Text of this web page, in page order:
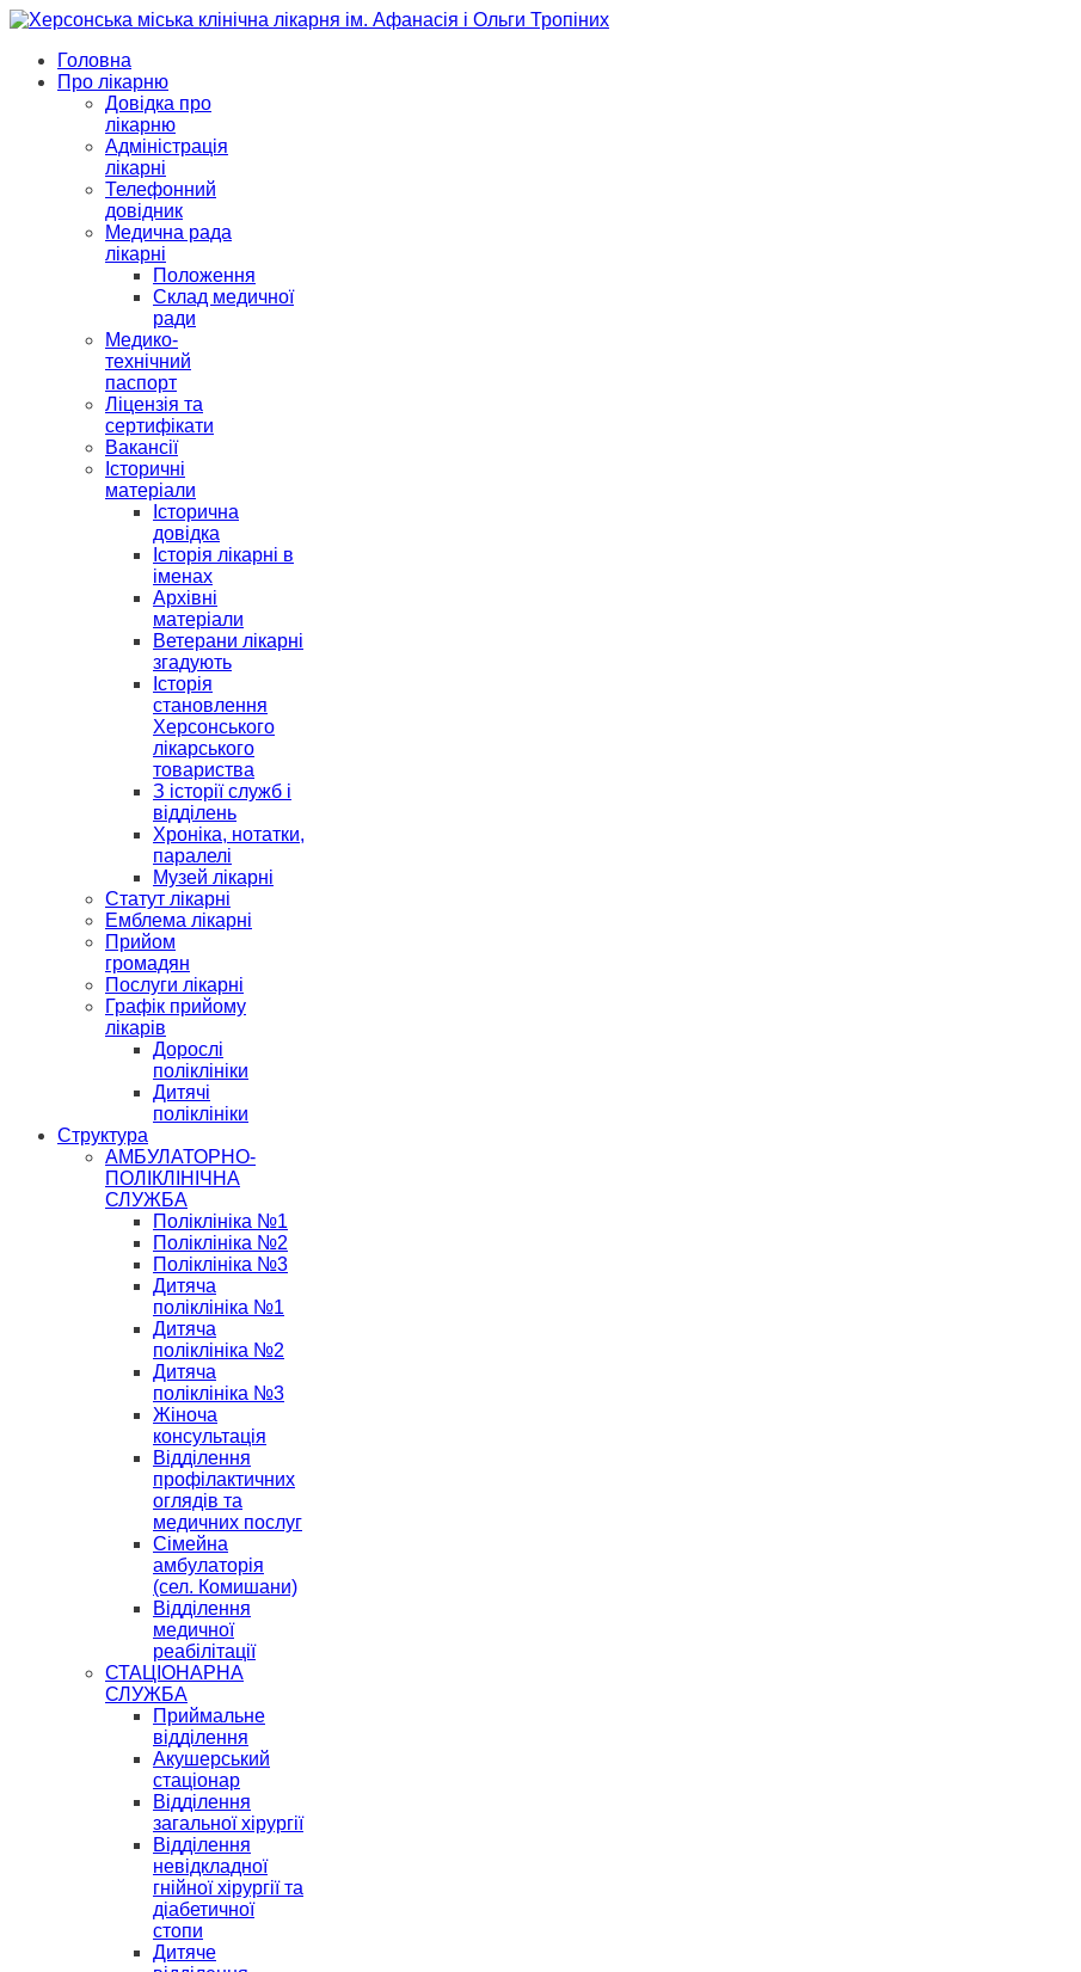
Головна
Про лікарню
Довідка про
лікарню
Адміністрація
лікарні
Телефонний
довідник
Медична рада
лікарні
Положення
Склад медичної
ради
Медико-
технічний
паспорт
Ліцензія та
сертифікати
Вакансії
Історичні
матеріали
Історична
довідка
Історія лікарні в
іменах
Архівні
матеріали
Ветерани лікарні
згадують
Історія
становлення
Херсонського
лікарського
товариства
З історії служб і
відділень
Хроніка, нотатки,
паралелі
Музей лікарні
Статут лікарні
Емблема лікарні
Прийом
громадян
Послуги лікарні
Графік прийому
лікарів
Дорослі
поліклініки
Дитячі
поліклініки
Структура
АМБУЛАТОРНО-
ПОЛІКЛІНІЧНА
СЛУЖБА
Поліклініка №1
Поліклініка №2
Поліклініка №3
Дитяча
поліклініка №1
Дитяча
поліклініка №2
Дитяча
поліклініка №3
Жіноча
консультація
Відділення
профілактичних
оглядів та
медичних послуг
Сімейна
амбулаторія
(сел. Комишани)
Відділення
медичної
реабілітації
СТАЦІОНАРНА
СЛУЖБА
Приймальне
відділення
Акушерський
стаціонар
Відділення
загальної хірургії
Відділення
невідкладної
гнійної хірургії та
діабетичної
стопи
Дитяче